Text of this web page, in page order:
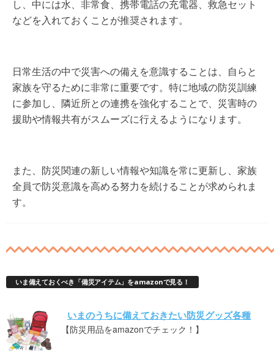
し、中には水、非常食、携帯電話の充電器、救急セット
などを入れておくことが推奨されます。
日常生活の中で災害への備えを意識することは、自らと
家族を守るために非常に重要です。特に地域の防災訓練
に参加し、隣近所との連携を強化することで、災害時の
援助や情報共有がスムーズに行えるようになります。
また、防災関連の新しい情報や知識を常に更新し、家族
全員で防災意識を高める努力を続けることが求められま
す。
いま備えておくべき「備災アイテム」をamazonで見る！
いまのうちに備えておきたい防災グッズ各種
【防災用品をamazonでチェック！】